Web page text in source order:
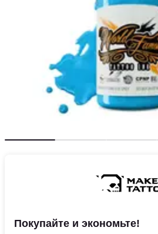
Покупайте и экономьте!